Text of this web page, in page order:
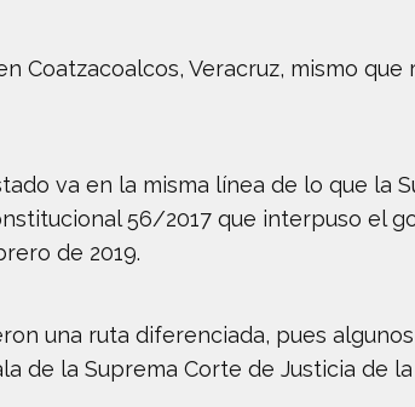
Coatzacoalcos, Veracruz, mismo que
va en la misma línea de lo que la
56/2017 que interpuso el
de 2019.
una ruta diferenciada, pues
de la Suprema Corte de Justicia de